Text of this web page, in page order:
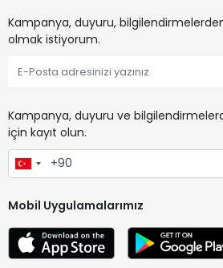
Kampanya, duyuru,
olmak istiyorum.
Kampanya, duyuru ve
için kayıt olun.
Mobil Uygulamalarımız